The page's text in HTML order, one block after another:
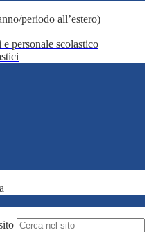
periodo all’estero)
personale scolastico